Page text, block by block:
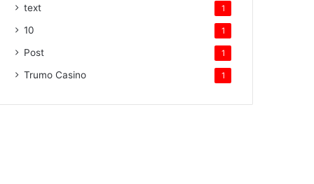
text 1
10 1
Post 1
Trumo Casino 1